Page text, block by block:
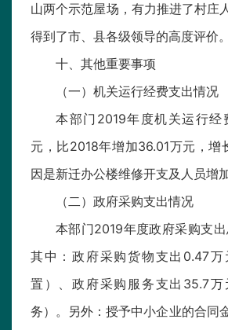
山两个示范屋场，有力推进了村庄
得到了市、县各级领导的高度评价。
十、其他重要事项
（一）机关运行经费支出情况
本部门2019年度机关运行
元，比2018年增加36.01万元，增
因是新迁办公楼维修开支及人员增
（二）政府采购支出情况
本部门2019年度政府采购支出
其中：政府采购货物支出0.47
置）、政府采购服务支出35.7万
务）。另外：授予中小企业的合同